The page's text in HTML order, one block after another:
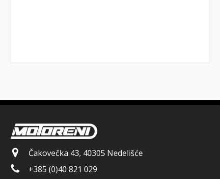
Čakovečka 43, 40305 Nedelišće
+385 (0)40 821 029